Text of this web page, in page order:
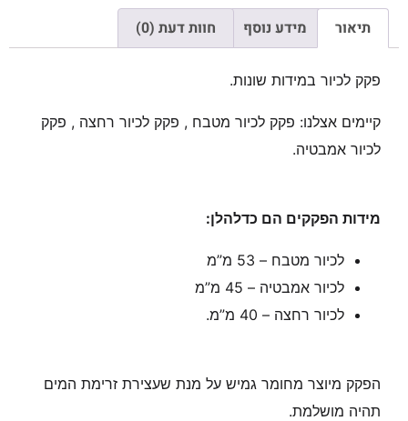
תיאור מידע נוסף חוות דעת (0)
פקק לכיור במידות שונות.
קיימים אצלנו: פקק לכיור מטבח , פקק לכיור רחצה , פקק
לכיור אמבטיה.
מידות הפקקים הם כדלהלן:
לכיור מטבח – 53 מ”מ
לכיור אמבטיה – 45 מ”מ
לכיור רחצה – 40 מ”מ.
הפקק מיוצר מחומר גמיש על מנת שעצירת זרימת המים
תהיה מושלמת.